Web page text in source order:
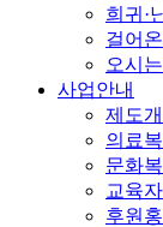
희귀·
걸어
오시
사업안내
제도
의료
문화
교육
후원